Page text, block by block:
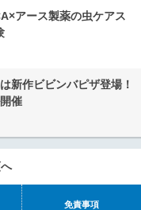
アース製薬の虫ケアス
新作ビビンバピザ登場！
催
免責事項